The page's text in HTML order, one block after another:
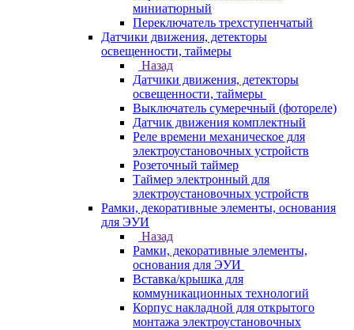
миниатюрный
Переключатель трехступенчатый
Датчики движения, детекторы
освещенности, таймеры
Назад
Датчики движения, детекторы
освещенности, таймеры
Выключатель сумеречный (фотореле)
Датчик движения комплектный
Реле времени механическое для
электроустановочных устройств
Розеточный таймер
Таймер электронный для
электроустановочных устройств
Рамки, декоративные элементы, основания
для ЭУИ
Назад
Рамки, декоративные элементы,
основания для ЭУИ
Вставка/крышка для
коммуникационных технологий
Корпус накладной для открытого
монтажа электроустановочных